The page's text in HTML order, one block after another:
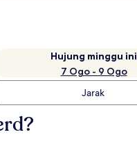
Hujung minggu ini
7 Ogo - 9 Ogo
Jarak